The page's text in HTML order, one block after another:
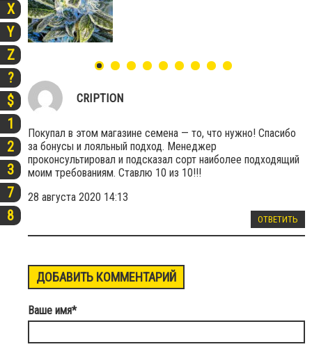
X
Y
Z
?
$
1
2
3
7
8
CRIPTION
Покупал в этом магазине семена — то, что нужно! Спасибо
за бонусы и лояльный подход. Менеджер
проконсультировал и подсказал сорт наиболее подходящий
моим требованиям. Ставлю 10 из 10!!!
28 августа 2020 14:13
ОТВЕТИТЬ
ДОБАВИТЬ КОММЕНТАРИЙ
Ваше имя*